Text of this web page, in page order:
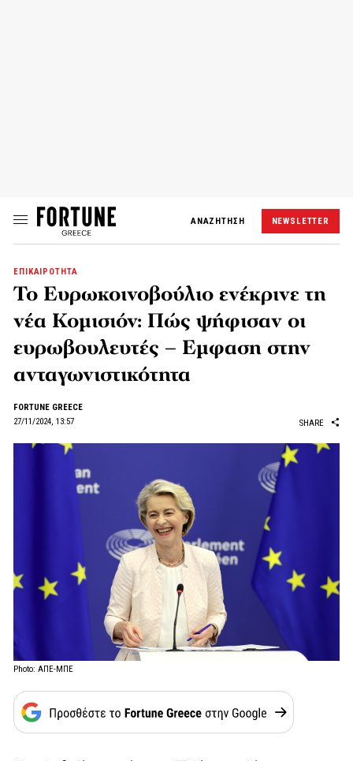
ΑΝΑΖΗΤΗΣΗ NEWSLETTER
ΕΠΙΚΑΙΡΟΤΗΤΑ
Το Ευρωκοινοβούλιο ενέκρινε τη
νέα Κομισιόν: Πώς ψήφισαν οι
ευρωβουλευτές – Εμφαση στην
ανταγωνιστικότητα
FORTUNE GREECE
27/11/2024, 13:57
SHARE
Photo: ΑΠΕ-ΜΠΕ